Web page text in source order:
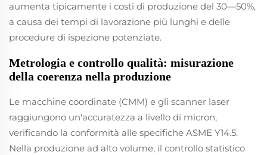
aumenta tipicamente i costi di produzione del 30—50%,
a causa dei tempi di lavorazione più lunghi e delle
procedure di ispezione potenziate.
Metrologia e controllo qualità: misurazione
della coerenza nella produzione
Le macchine coordinate (CMM) e gli scanner laser
raggiungono un'accuratezza a livello di micron,
verificando la conformità alle specifiche ASME Y14.5.
Nella produzione ad alto volume, il controllo statistico